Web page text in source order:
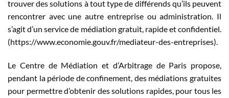
trouver des solutions à tout type de différends qu’ils peuvent
rencontrer avec une autre entreprise ou administration. Il
s’agit d’un service de médiation gratuit, rapide et confidentiel.
(https://www.economie.gouv.fr/mediateur-des-entreprises).
Le Centre de Médiation et d’Arbitrage de Paris propose,
pendant la période de confinement, des médiations gratuites
pour permettre d’obtenir des solutions rapides, pour tous les